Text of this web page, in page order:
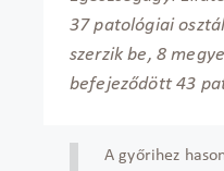
37 patológiai
szerzik be, 8
befejeződött 43
A győrihez